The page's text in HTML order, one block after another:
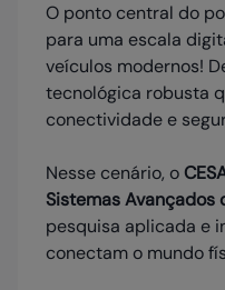
O ponto central do
para uma escala
veículos modernos!
tecnológica robusta
conectividade e
Nesse cenário, o
Sistemas Avançados
pesquisa aplicada e
conectam o mundo